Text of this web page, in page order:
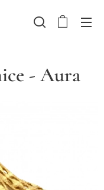
- Aura